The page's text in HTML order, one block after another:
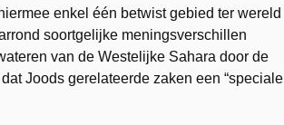
enkel één betwist gebied ter wereld
soortgelijke meningsverschillen
van de Westelijke Sahara door de
Joods gerelateerde zaken een “speciale